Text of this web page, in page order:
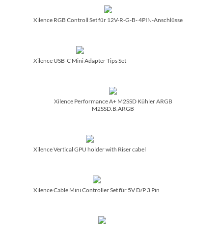
Xilence RGB Controll Set für 12V-R-G-B- 4PIN-Anschlüsse
Xilence USB-C Mini Adapter Tips Set
Xilence Performance A+ M2SSD Kühler ARGB
M2SSD.B.ARGB
Xilence Vertical GPU holder with Riser cabel
Xilence Cable Mini Controller Set für 5V D/­P 3 Pin